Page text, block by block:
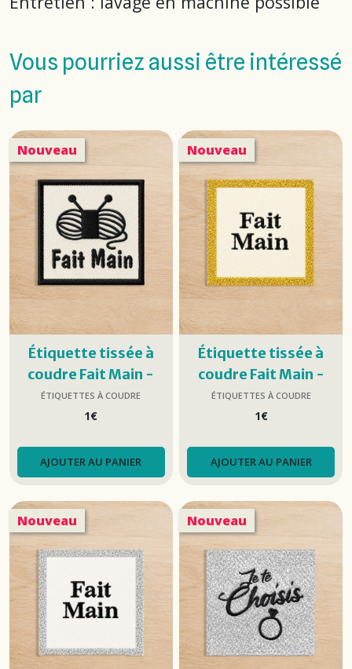
Vous pourriez aussi être intéressé
par
Nouveau
Étiquette tissée à
coudre Fait Main -
Pelote
ÉTIQUETTES À COUDRE
1€
AJOUTER AU PANIER
Nouveau
Étiquette tissée à
coudre Fait Main -
Doré
ÉTIQUETTES À COUDRE
1€
AJOUTER AU PANIER
Nouveau Nouveau